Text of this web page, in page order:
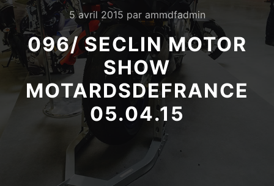
5 avril 2015 par ammdfadmin
096/ SECLIN MOTOR
SHOW
MOTARDSDEFRANCE
05.04.15